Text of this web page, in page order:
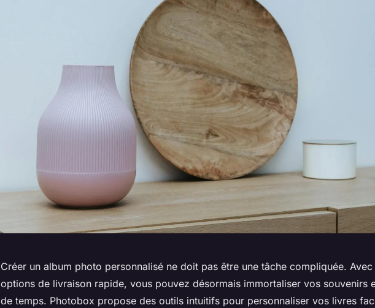
Créer un album photo personnalisé ne doit pas être une tâche compliquée. Avec
options de livraison rapide, vous pouvez désormais immortaliser vos souvenirs
de temps. Photobox propose des outils intuitifs pour personnaliser vos livres